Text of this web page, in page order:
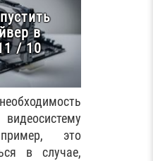
в
/ 10
это
в случае,